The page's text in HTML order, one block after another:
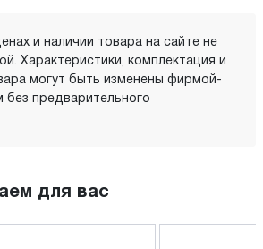
и наличии товара на сайте не
Характеристики, комплектация и
могут быть изменены фирмой-
без предварительного
для вас